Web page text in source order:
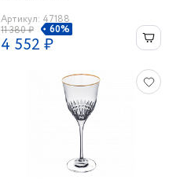
Артикул: 47188
11 380 ₽
60%
4 552 ₽